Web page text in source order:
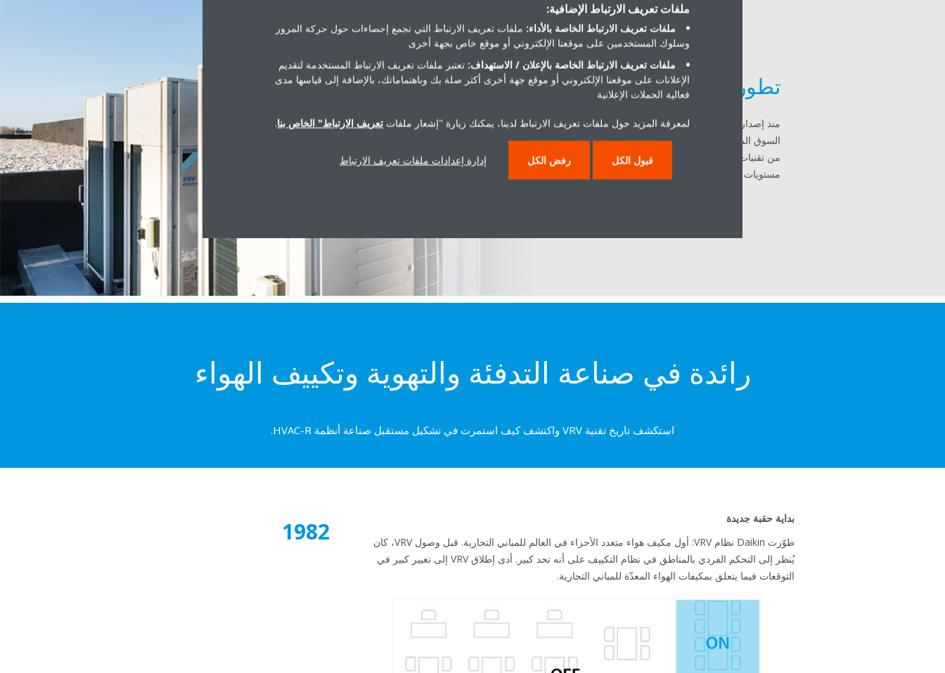
تطور VRV
منذ إصدار أول نظام VRV، أضفنا باستمرار ميزات جديدة لتلبية متطلبات
السوق المتطورة. من زيادة الاستطاعة المطلوبة للحمل إلى دمج المزيد
من تقنيات الاسترداد، ونواصل تحسين نظام VRV الخاص بنا لتحقيق أفضل
مستويات الراحة والكفاءة والوثوقية.
رائدة في صناعة التدفئة والتهوية وتكييف الهواء
استكشف تاريخ تقنية VRV واكتشف كيف استمرت في تشكيل مستقبل صناعة أنظمة HVAC-R.
1982
بداية حقبة جديدة
طوّرت Daikin نظام VRV: أول مكيف هواء متعدد الأجزاء في العالم للمباني التجارية. قبل وصول VRV، كان
يُنظر إلى التحكم الفردي بالمناطق في نظام التكييف على أنه تحد كبير. أدى إطلاق VRV إلى تغيير كبير في
التوقعات فيما يتعلق بمكيفات الهواء المعدّة للمباني التجارية.
ملفات تعريف الارتباط الإضافية:
ملفات تعريف الارتباط الخاصة بالأداء: ملفات تعريف الارتباط التي تجمع إحصاءات حول حركة المرور
وسلوك المستخدمين على موقعنا الإلكتروني أو موقع خاص بجهة أخرى
ملفات تعريف الارتباط الخاصة بالإعلان / الاستهداف: تعتبر ملفات تعريف الارتباط المستخدمة لتقديم
الإعلانات على موقعنا الإلكتروني أو موقع جهة أخرى أكثر صلة بك وباهتماماتك، بالإضافة إلى قياسها مدى
فعالية الحملات الإعلانية
لمعرفة المزيد حول ملفات تعريف الارتباط لدينا، يمكنك زيارة "إشعار ملفات تعريف الارتباط" الخاص بنا.
قبول الكل رفض الكل إدارة إعدادات ملفات تعريف الارتباط